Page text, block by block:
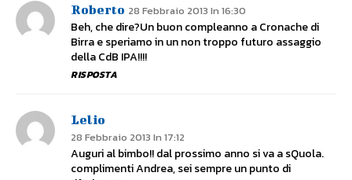
Roberto 28 Febbraio 2013 In 16:30
Beh, che dire?Un buon compleanno a Cronache di
Birra e speriamo in un non troppo futuro assaggio
della CdB IPA!!!!
RISPOSTA
Lelio
28 Febbraio 2013 In 17:12
Auguri al bimbo!! dal prossimo anno si va a sQuola.
complimenti Andrea, sei sempre un punto di